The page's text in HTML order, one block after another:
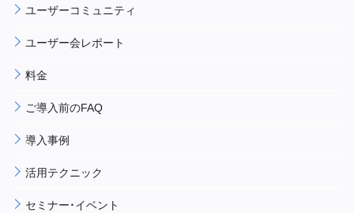
ユーザーコミュニティ
ユーザー会レポート
料金
ご導入前のFAQ
導入事例
活用テクニック
セミナー・イベント